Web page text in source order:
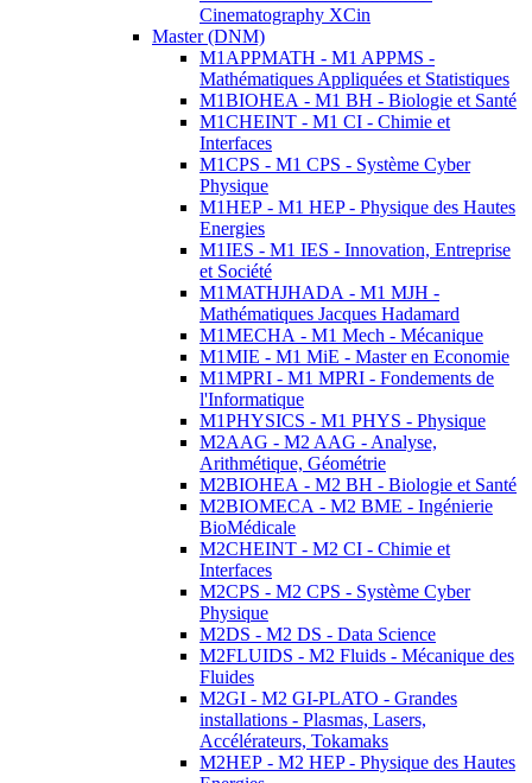
Cinematography XCin
Master (DNM)
M1APPMATH - M1 APPMS -
Mathématiques Appliquées et Statistiques
M1BIOHEA - M1 BH - Biologie et Santé
M1CHEINT - M1 CI - Chimie et
Interfaces
M1CPS - M1 CPS - Système Cyber
Physique
M1HEP - M1 HEP - Physique des Hautes
Energies
M1IES - M1 IES - Innovation, Entreprise
et Société
M1MATHJHADA - M1 MJH -
Mathématiques Jacques Hadamard
M1MECHA - M1 Mech - Mécanique
M1MIE - M1 MiE - Master en Economie
M1MPRI - M1 MPRI - Fondements de
l'Informatique
M1PHYSICS - M1 PHYS - Physique
M2AAG - M2 AAG - Analyse,
Arithmétique, Géométrie
M2BIOHEA - M2 BH - Biologie et Santé
M2BIOMECA - M2 BME - Ingénierie
BioMédicale
M2CHEINT - M2 CI - Chimie et
Interfaces
M2CPS - M2 CPS - Système Cyber
Physique
M2DS - M2 DS - Data Science
M2FLUIDS - M2 Fluids - Mécanique des
Fluides
M2GI - M2 GI-PLATO - Grandes
installations - Plasmas, Lasers,
Accélérateurs, Tokamaks
M2HEP - M2 HEP - Physique des Hautes